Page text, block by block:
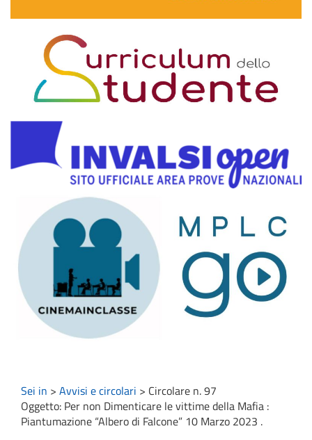
Sei in > Avvisi e circolari > Circolare n. 97
Oggetto: Per non Dimenticare le vittime della Mafia :
Piantumazione “Albero di Falcone” 10 Marzo 2023 .